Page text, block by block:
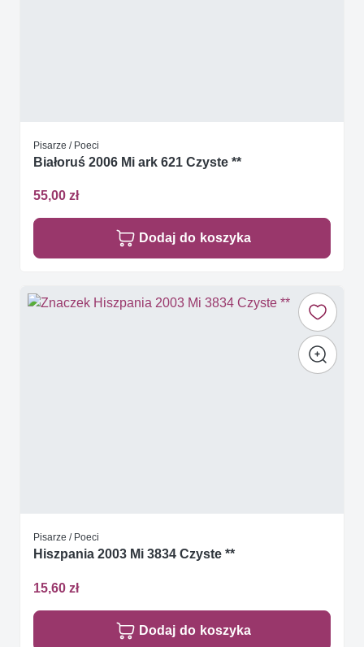
Pisarze / Poeci
Białoruś 2006 Mi ark 621 Czyste **
55,00 zł
Dodaj do koszyka
Pisarze / Poeci
Hiszpania 2003 Mi 3834 Czyste **
15,60 zł
Dodaj do koszyka